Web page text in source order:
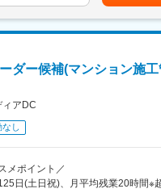
メリハリをもって腰を据えて働け
日／残業も月30h程度と働きやす
、オフィス入退館システム管理で
組みを行っているほか、年末年始
、公私のメリハリをもった働き方
ーダー候補(マンション施
アDC
なし
メポイント／
日(土日祝)、月平均残業20時間※